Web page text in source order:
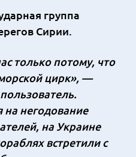
группа
Сирии.
только потому, что
цирк», —
на негодование
на Украине
встретили с